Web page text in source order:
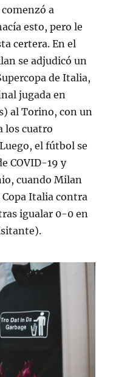
a
esto, pero le
certera. En el
se adjudicó un
de Italia,
jugada en
al Torino, con un
los cuatro
el fútbol se
COVID-19 y
cuando Milan
Italia contra
igualar 0-0 en